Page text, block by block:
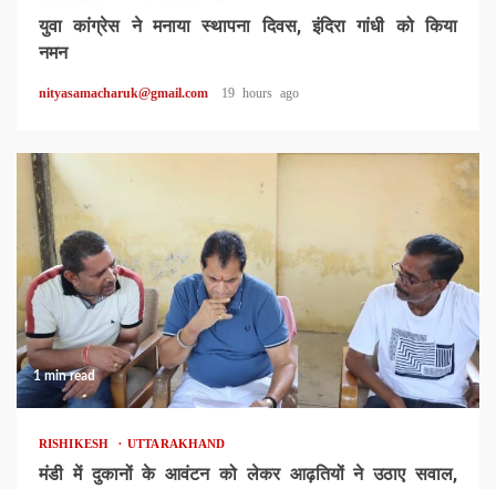
युवा कांग्रेस ने मनाया स्थापना दिवस, इंदिरा गांधी को किया
नमन
nityasamacharuk@gmail.com 19 hours ago
1 min read
RISHIKESH UTTARAKHAND
मंडी में दुकानों के आवंटन को लेकर आढ़तियों ने उठाए सवाल,